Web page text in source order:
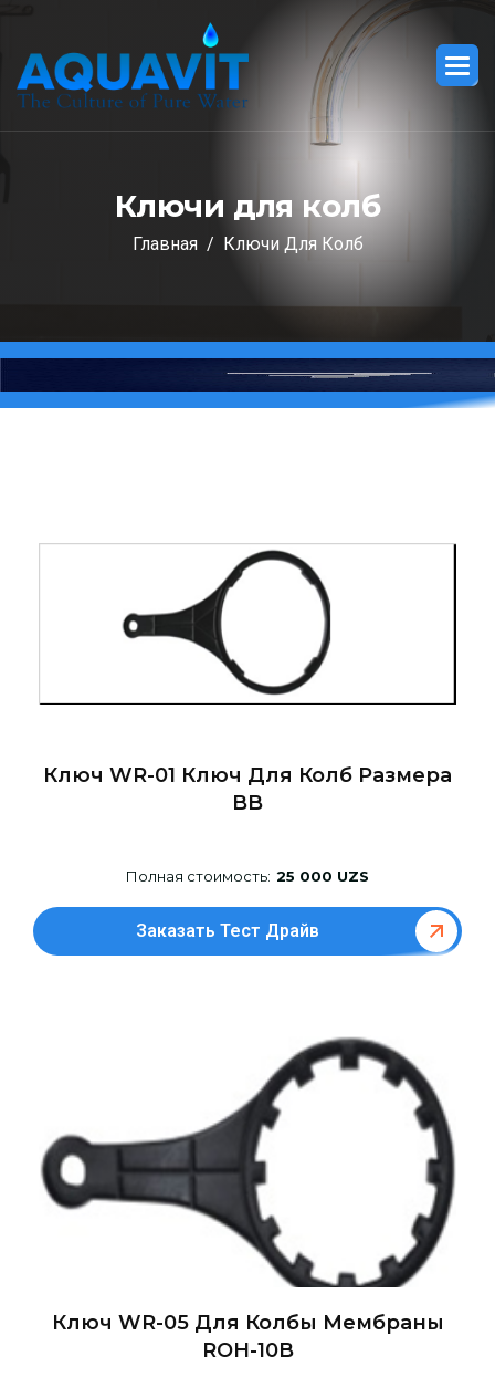
Ключи для колб
Главная Ключи Для Колб
Ключ WR-01 Ключ Для Колб Размера
BB
Полная стоимость: 25 000 UZS
Заказать Тест Драйв
Ключ WR-05 Для Колбы Мембраны
ROH-10B